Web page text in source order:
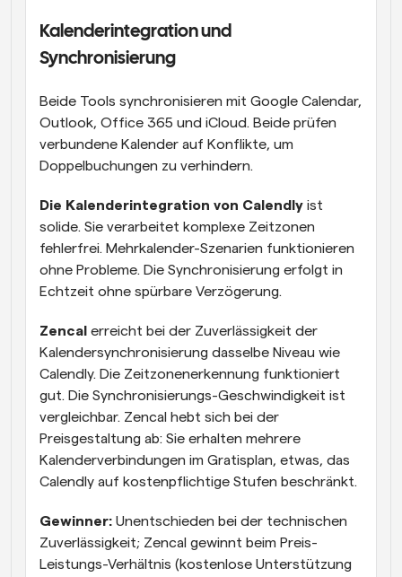
Kalenderintegration und
Synchronisierung
Beide Tools synchronisieren mit Google Calendar,
Outlook, Office 365 und iCloud. Beide prüfen
verbundene Kalender auf Konflikte, um
Doppelbuchungen zu verhindern.
Die Kalenderintegration von Calendly ist
solide. Sie verarbeitet komplexe Zeitzonen
fehlerfrei. Mehrkalender-Szenarien funktionieren
ohne Probleme. Die Synchronisierung erfolgt in
Echtzeit ohne spürbare Verzögerung.
Zencal erreicht bei der Zuverlässigkeit der
Kalendersynchronisierung dasselbe Niveau wie
Calendly. Die Zeitzonenerkennung funktioniert
gut. Die Synchronisierungs-Geschwindigkeit ist
vergleichbar. Zencal hebt sich bei der
Preisgestaltung ab: Sie erhalten mehrere
Kalenderverbindungen im Gratisplan, etwas, das
Calendly auf kostenpflichtige Stufen beschränkt.
Gewinner: Unentschieden bei der technischen
Zuverlässigkeit; Zencal gewinnt beim Preis-
Leistungs-Verhältnis (kostenlose Unterstützung